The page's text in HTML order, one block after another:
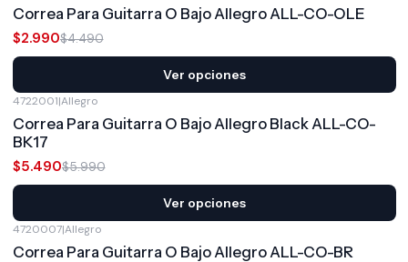
Correa Para Guitarra O Bajo Allegro ALL-CO-OLE
$2.990$4.490
Ver opciones
4722001|Allegro
Correa Para Guitarra O Bajo Allegro Black ALL-CO-
BK17
$5.490$5.990
Ver opciones
4720007|Allegro
Correa Para Guitarra O Bajo Allegro ALL-CO-BR